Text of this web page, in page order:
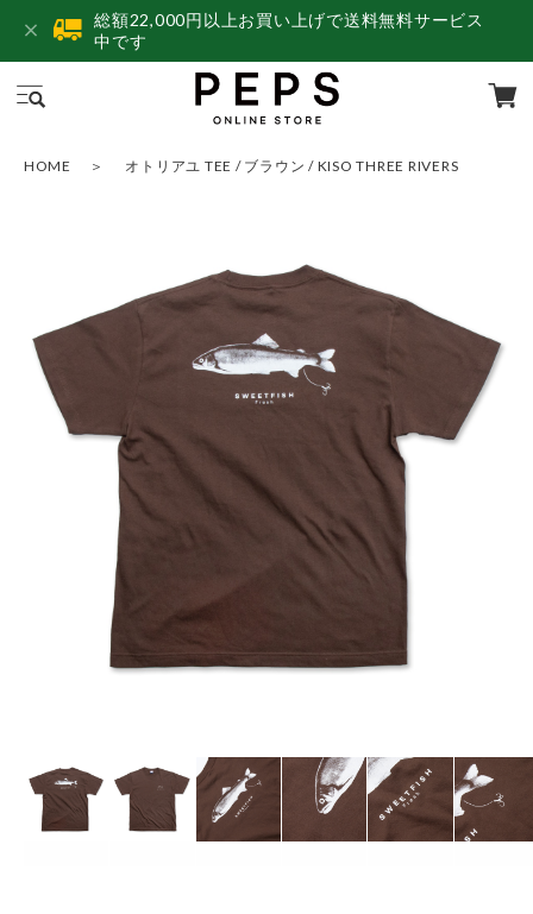
総額22,000円以上お買い上げで送料無料サービス
中です
HOME オトリアユ TEE / ブラウン / KISO THREE RIVERS